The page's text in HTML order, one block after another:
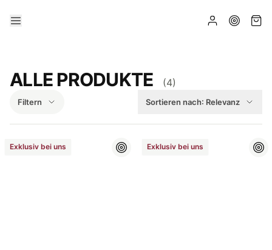
ALLE PRODUKTE (4)
Filtern Sortieren nach: Relevanz
Exklusiv bei uns Exklusiv bei uns